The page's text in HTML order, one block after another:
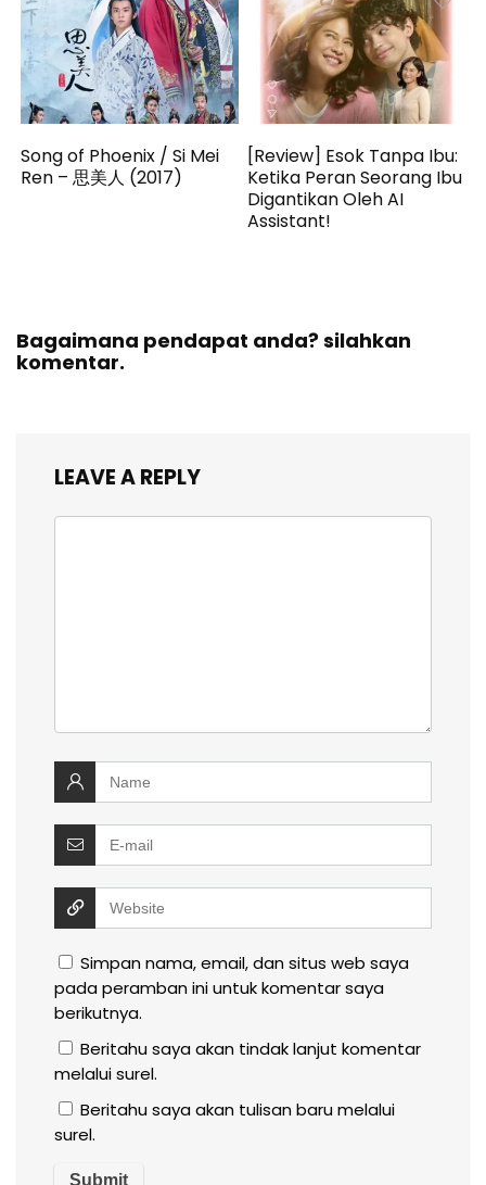
Song of Phoenix / Si Mei
Ren – 思美人 (2017)
[Review] Esok Tanpa Ibu:
Ketika Peran Seorang Ibu
Digantikan Oleh AI
Assistant!
Bagaimana pendapat anda? silahkan
komentar.
LEAVE A REPLY
Simpan nama, email, dan situs web saya
pada peramban ini untuk komentar saya
berikutnya.
Beritahu saya akan tindak lanjut komentar
melalui surel.
Beritahu saya akan tulisan baru melalui
surel.